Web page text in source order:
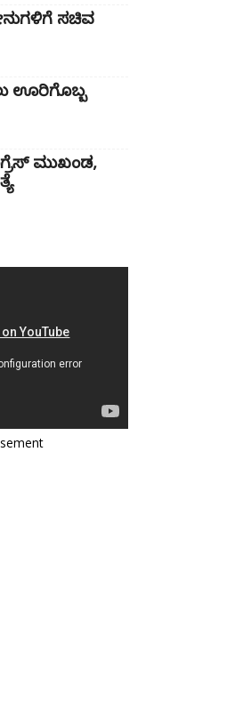
ಸಚಿವ
ಊರಿಗೊಬ್ಬ
ಮುಖಂಡ,